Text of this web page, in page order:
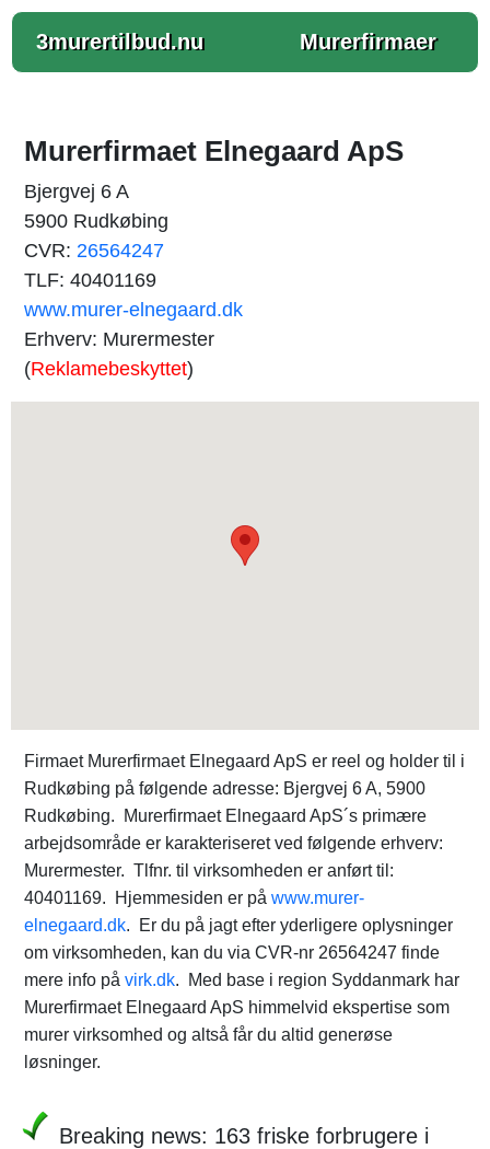
3murertilbud.nu Murerfirmaer
Murerfirmaet Elnegaard ApS
Bjergvej 6 A
5900 Rudkøbing
CVR: 26564247
TLF: 40401169
www.murer-elnegaard.dk
Erhverv: Murermester
(Reklamebeskyttet)
Firmaet Murerfirmaet Elnegaard ApS er reel og holder til i
Rudkøbing på følgende adresse: Bjergvej 6 A, 5900
Rudkøbing. Murerfirmaet Elnegaard ApS´s primære
arbejdsområde er karakteriseret ved følgende erhverv:
Murermester. Tlfnr. til virksomheden er anført til:
40401169. Hjemmesiden er på www.murer-
elnegaard.dk. Er du på jagt efter yderligere oplysninger
om virksomheden, kan du via CVR-nr 26564247 finde
mere info på virk.dk. Med base i region Syddanmark har
Murerfirmaet Elnegaard ApS himmelvid ekspertise som
murer virksomhed og altså får du altid generøse
løsninger.
Breaking news: 163 friske forbrugere i